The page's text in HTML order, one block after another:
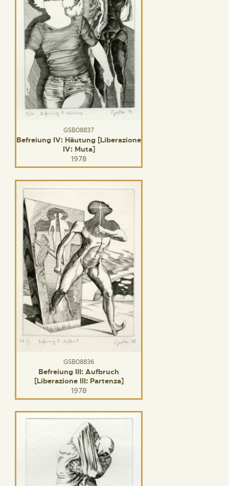
GSB08837
Befreiung IV: Häutung [Liberazione
IV: Muta]
1978
GSB08836
Befreiung III: Aufbruch
[Liberazione III: Partenza]
1978